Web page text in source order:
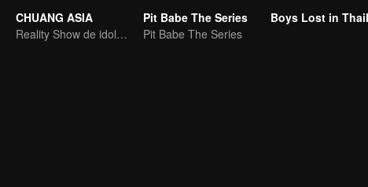
CHUANG ASIA
Reality Show de idols femeninas
Pit Babe The Series
Pit Babe The Series